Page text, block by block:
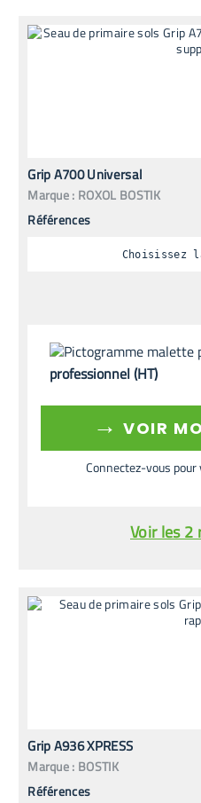
Grip A700 Universal
Marque : ROXOL BOSTIK
Références
Choisissez
professionnel (HT)
→ VOIR
Connectez-vous
Voir les 2
Grip A936 XPRESS
Marque : BOSTIK
Références